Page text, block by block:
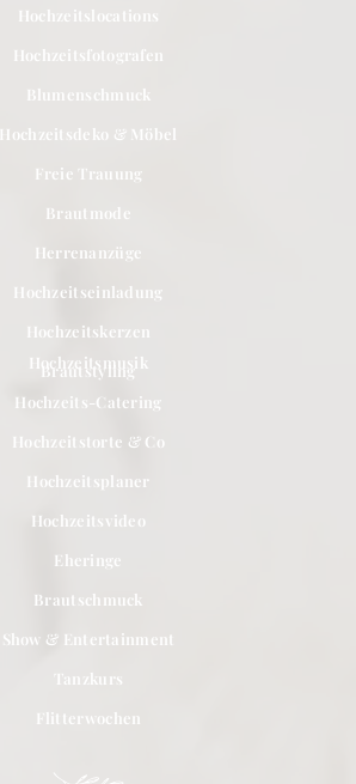
Hochzeitslocations
Hochzeitsfotografen
Blumenschmuck
Hochzeitsdeko & Möbel
Freie Trauung
Brautmode
Herrenanzüge
Hochzeitseinladung
Hochzeitskerzen
Brautstyling
Hochzeitsmusik
Hochzeits-Catering
Hochzeitstorte & Co
Hochzeitsplaner
Hochzeitsvideo
Eheringe
Brautschmuck
Show & Entertainment
Tanzkurs
Flitterwochen